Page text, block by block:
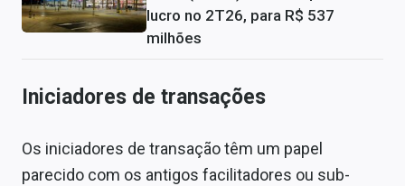
lucro no 2T26, para R$ 537
milhões
Iniciadores de transações
Os iniciadores de transação têm um papel
parecido com os antigos facilitadores ou sub-